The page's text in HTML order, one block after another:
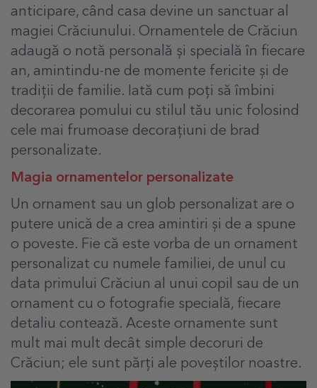
anticipare, când casa devine un sanctuar al
magiei Crăciunului. Ornamentele de Crăciun
adaugă o notă personală și specială în fiecare
an, amintindu-ne de momente fericite și de
tradiții de familie. Iată cum poți să îmbini
decorarea pomului cu stilul tău unic folosind
cele mai frumoase decorațiuni de brad
personalizate.
Magia ornamentelor personalizate
Un ornament sau un glob personalizat are o
putere unică de a crea amintiri și de a spune
o poveste. Fie că este vorba de un ornament
personalizat cu numele familiei, de unul cu
data primului Crăciun al unui copil sau de un
ornament cu o fotografie specială, fiecare
detaliu contează. Aceste ornamente sunt
mult mai mult decât simple decoruri de
Crăciun; ele sunt părți ale poveștilor noastre.